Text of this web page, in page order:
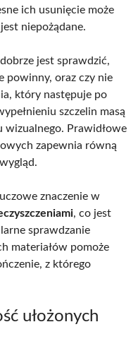
ich usunięcie może
niepożądane.
jest sprawdzić,
powinny, oraz czy nie
który następuje po
szczelin masą
Prawidłowe
zapewnia równą
znaczenie w
, co jest
sprawdzanie
materiałów pomoże
z którego
ułożonych